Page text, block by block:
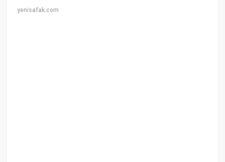
yenisafak.com